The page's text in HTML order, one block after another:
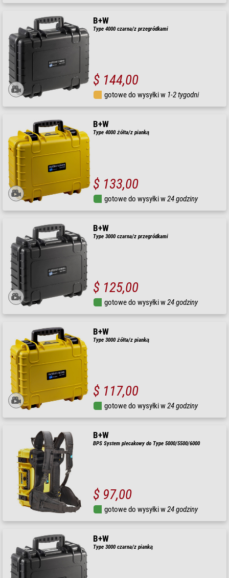
B+W
Type 4000 czarna/z przegródkami
$ 144,00
gotowe do wysyłki w 1-2 tygodni
B+W
Type 4000 żółta/z pianką
$ 133,00
gotowe do wysyłki w24 godziny
B+W
Type 3000 czarna/z przegródkami
$ 125,00
gotowe do wysyłki w24 godziny
B+W
Type 3000 żółta/z pianką
$ 117,00
gotowe do wysyłki w24 godziny
B+W
BPS System plecakowy do Type 5000/5500/6000
$ 97,00
gotowe do wysyłki w24 godziny
B+W
Type 3000 czarna/z pianką